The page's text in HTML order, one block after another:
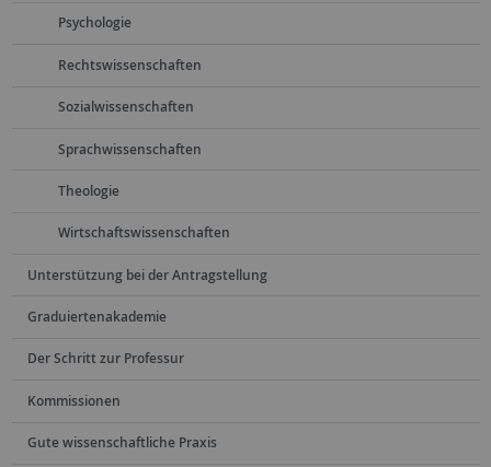
Psychologie
Rechtswissenschaften
Sozialwissenschaften
Sprachwissenschaften
Theologie
Wirtschaftswissenschaften
Unterstützung bei der Antragstellung
Graduiertenakademie
Der Schritt zur Professur
Kommissionen
Gute wissenschaftliche Praxis